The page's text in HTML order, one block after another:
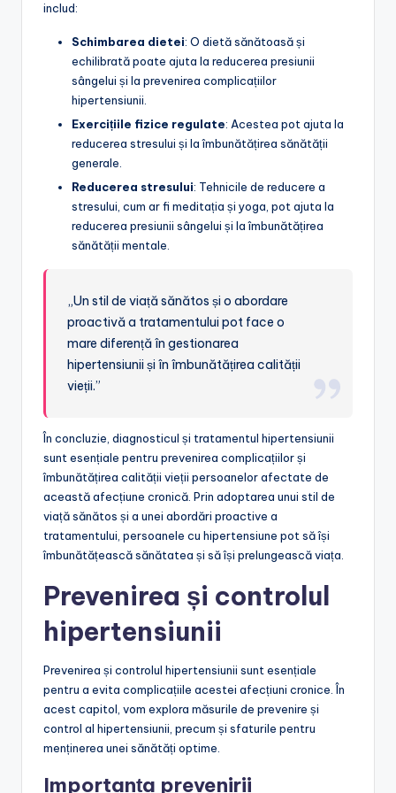
includ:
Schimbarea dietei: O dietă sănătoasă și
echilibrată poate ajuta la reducerea presiunii
sângelui și la prevenirea complicațiilor
hipertensiunii.
Exercițiile fizice regulate: Acestea pot ajuta la
reducerea stresului și la îmbunătățirea sănătății
generale.
Reducerea stresului: Tehnicile de reducere a
stresului, cum ar fi meditația și yoga, pot ajuta la
reducerea presiunii sângelui și la îmbunătățirea
sănătății mentale.
„Un stil de viață sănătos și o abordare
proactivă a tratamentului pot face o
mare diferență în gestionarea
hipertensiunii și în îmbunătățirea calității
vieții.”
În concluzie, diagnosticul și tratamentul hipertensiunii
sunt esențiale pentru prevenirea complicațiilor și
îmbunătățirea calității vieții persoanelor afectate de
această afecțiune cronică. Prin adoptarea unui stil de
viață sănătos și a unei abordări proactive a
tratamentului, persoanele cu hipertensiune pot să își
îmbunătățească sănătatea și să își prelungească viața.
Prevenirea și controlul
hipertensiunii
Prevenirea și controlul hipertensiunii sunt esențiale
pentru a evita complicațiile acestei afecțiuni cronice. În
acest capitol, vom explora măsurile de prevenire și
control al hipertensiunii, precum și sfaturile pentru
menținerea unei sănătăți optime.
Importanța prevenirii